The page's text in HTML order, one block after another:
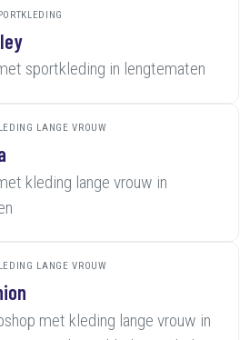
sportkleding in lengtematen
LANGE VROUW
kleding lange vrouw in
LANGE VROUW
met kleding lange vrouw in